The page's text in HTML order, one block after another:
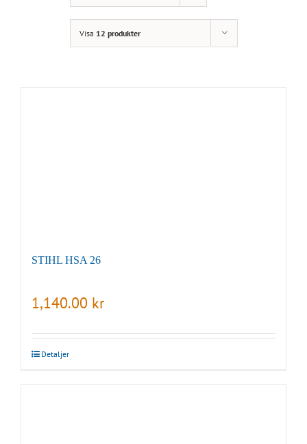
Visa 12 produkter
STIHL HSA 26
1,140.00 kr
Detaljer